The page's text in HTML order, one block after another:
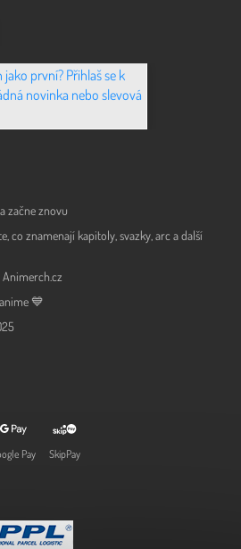
první? Přihlaš se k
novinka nebo slevová
začne znovu
co znamenají kapitoly, svazky, arc a další
💙
Pay SkipPay